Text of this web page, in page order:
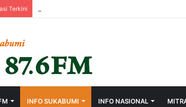
Terkini
INFO SUKABUMI INFO NASIONAL